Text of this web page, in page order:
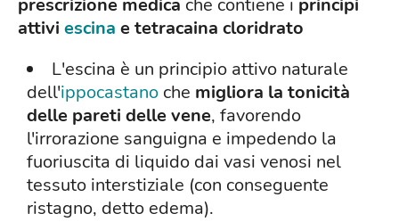
prescrizione medica che contiene i principi
attivi escina e tetracaina cloridrato
L'escina è un principio attivo naturale
dell'ippocastano che migliora la tonicità
delle pareti delle vene, favorendo
l'irrorazione sanguigna e impedendo la
fuoriuscita di liquido dai vasi venosi nel
tessuto interstiziale (con conseguente
ristagno, detto edema).